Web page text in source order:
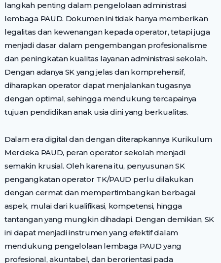
langkah penting dalam pengelolaan administrasi
lembaga PAUD. Dokumen ini tidak hanya memberikan
legalitas dan kewenangan kepada operator, tetapi juga
menjadi dasar dalam pengembangan profesionalisme
dan peningkatan kualitas layanan administrasi sekolah.
Dengan adanya SK yang jelas dan komprehensif,
diharapkan operator dapat menjalankan tugasnya
dengan optimal, sehingga mendukung tercapainya
tujuan pendidikan anak usia dini yang berkualitas.
Dalam era digital dan dengan diterapkannya Kurikulum
Merdeka PAUD, peran operator sekolah menjadi
semakin krusial. Oleh karena itu, penyusunan SK
pengangkatan operator TK/PAUD perlu dilakukan
dengan cermat dan mempertimbangkan berbagai
aspek, mulai dari kualifikasi, kompetensi, hingga
tantangan yang mungkin dihadapi. Dengan demikian, SK
ini dapat menjadi instrumen yang efektif dalam
mendukung pengelolaan lembaga PAUD yang
profesional, akuntabel, dan berorientasi pada